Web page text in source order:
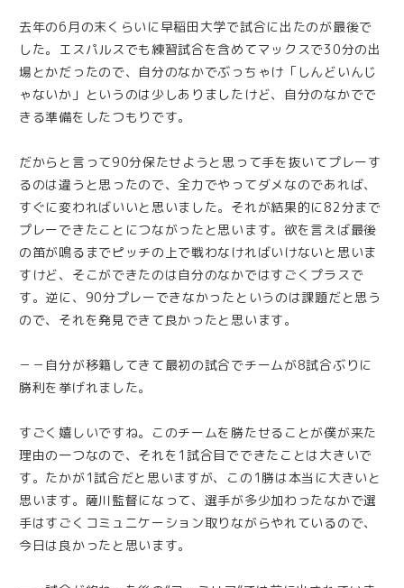
去年の6月の末くらいに早稲田大学で試合に出たのが最後で
した。エスパルスでも練習試合を含めてマックスで30分の出
場とかだったので、自分のなかでぶっちゃけ「しんどいんじ
ゃないか」というのは少しありましたけど、自分のなかでで
きる準備をしたつもりです。
だからと言って90分保たせようと思って手を抜いてプレーす
るのは違うと思ったので、全力でやってダメなのであれば、
すぐに変わればいいと思いました。それが結果的に82分まで
プレーできたことにつながったと思います。欲を言えば最後
の笛が鳴るまでピッチの上で戦わなければいけないと思いま
すけど、そこができたのは自分のなかではすごくプラスで
す。逆に、90分プレーできなかったというのは課題だと思う
ので、それを発見できて良かったと思います。
－－自分が移籍してきて最初の試合でチームが8試合ぶりに
勝利を挙げれました。
すごく嬉しいですね。このチームを勝たせることが僕が来た
理由の一つなので、それを1試合目でできたことは大きいで
す。たかが1試合だと思いますが、この1勝は本当に大きいと
思います。薩川監督になって、選手が多少加わったなかで選
手はすごくコミュニケーション取りながらやれているので、
今日は良かったと思います。